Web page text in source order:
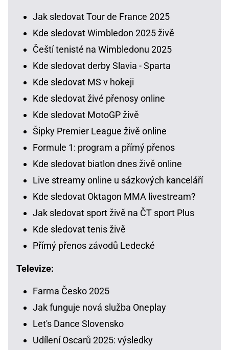
Jak sledovat Tour de France 2025
Kde sledovat Wimbledon 2025 živě
Čeští tenisté na Wimbledonu 2025
Kde sledovat derby Slavia - Sparta
Kde sledovat MS v hokeji
Kde sledovat živé přenosy online
Kde sledovat MotoGP živě
Šipky Premier League živě online
Formule 1: program a přímý přenos
Kde sledovat biatlon dnes živě online
Live streamy online u sázkových kanceláří
Kde sledovat Oktagon MMA livestream?
Jak sledovat sport živě na ČT sport Plus
Kde sledovat tenis živě
Přímý přenos závodů Ledecké
Televize:
Farma Česko 2025
Jak funguje nová služba Oneplay
Let's Dance Slovensko
Udílení Oscarů 2025: výsledky